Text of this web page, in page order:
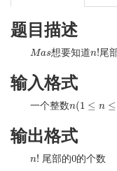
题目描述
Mas
Mas 想要知道n!
n!尾
输入格式
一个整数n(1 ≤ n ≤
n(1≤ n≤ 10 18
输出格式
n!
n! 尾部的0
0的个数